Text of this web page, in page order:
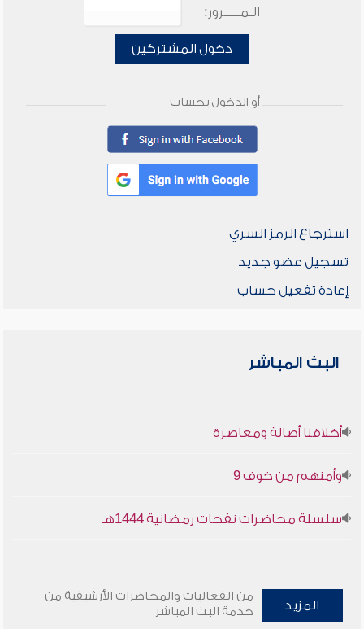
الـمـــــرور:
دخول المشتركين
أو الدخول بحساب
استرجاع الرمز السري
تسجيل عضو جديد
إعادة تفعيل حساب
البث المباشر
أخلاقنا أصالة ومعاصرة
وأمنهم من خوف 9
سلسلة محاضرات نفحات رمضانية 1444هـ
المزيد
من الفعاليات والمحاضرات الأرشيفية من
خدمة البث المباشر